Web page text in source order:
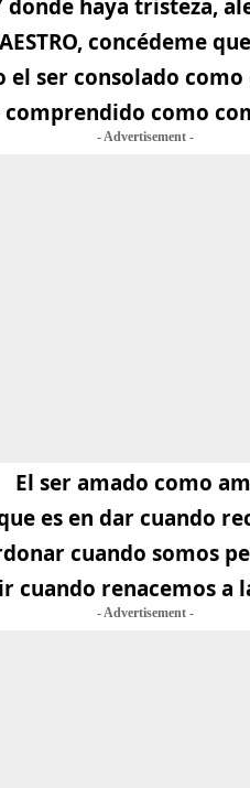
donde haya tristeza,
concédeme
el ser consolado como
comprendido como
- Advertisement -
El ser amado como
es en dar cuando
cuando somos
cuando renacemos a
- Advertisement -